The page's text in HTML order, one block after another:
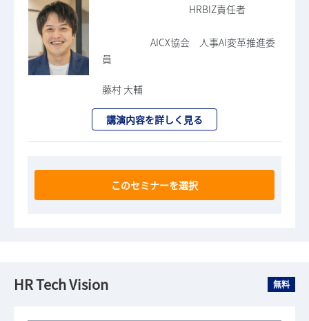
HRBIZ責任者
AICX協会 人事AI変革推進委
員
藤村 大輔
講演内容を詳しく見る
このセミナーを選択
HR Tech Vision 無料